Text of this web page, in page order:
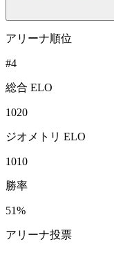
アリーナ順位
#4
総合 ELO
1020
ジオメトリ ELO
1010
勝率
51%
アリーナ投票